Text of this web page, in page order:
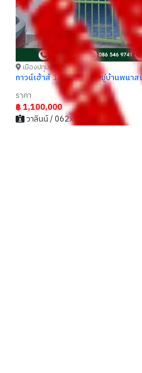
เมืองปทุมธานี ปทุมธานี
ทาวน์เฮ้าส์ 16 ตารางวา หมู่บ้านพนา
ราคา
฿ 1,100,000
วาลินน์ / 062xxxxx26